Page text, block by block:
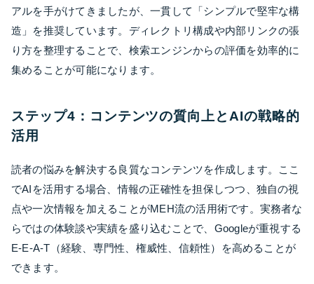
アルを手がけてきましたが、一貫して「シンプルで堅牢な構
造」を推奨しています。ディレクトリ構成や内部リンクの張
り方を整理することで、検索エンジンからの評価を効率的に
集めることが可能になります。
ステップ4：コンテンツの質向上とAIの戦略的
活用
読者の悩みを解決する良質なコンテンツを作成します。ここ
でAIを活用する場合、情報の正確性を担保しつつ、独自の視
点や一次情報を加えることがMEH流の活用術です。実務者な
らではの体験談や実績を盛り込むことで、Googleが重視する
E-E-A-T（経験、専門性、権威性、信頼性）を高めることが
できます。